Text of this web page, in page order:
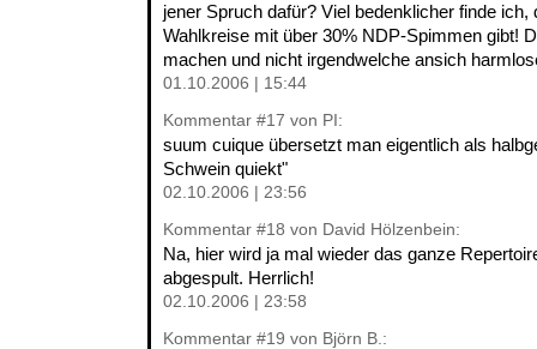
jener Spruch dafür? Viel bedenklicher finde
Wahlkreise mit über 30% NDP-Spimmen gibt!
machen und nicht irgendwelche ansich
01.10.2006 | 15:44
Kommentar #17 von PI:
suum cuique übersetzt man eigentlich als
Schwein quiekt"
02.10.2006 | 23:56
Kommentar #18 von David Hölzenbein:
Na, hier wird ja mal wieder das ganze
abgespult. Herrlich!
02.10.2006 | 23:58
Kommentar #19 von Björn B.: